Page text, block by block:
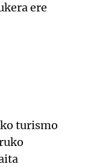
ere
turismo